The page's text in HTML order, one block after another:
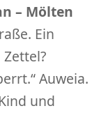
– Mölten
Ein
Auweia.
und